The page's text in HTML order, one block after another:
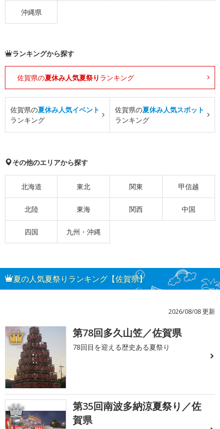
沖縄県
ランキングから探す
佐賀県の夏休み人気夏祭り ランキング
佐賀県の夏休み人気イベント
ランキング
佐賀県の夏休み人気スポット
ランキング
その他のエリアから探す
北海道 東北 関東 甲信越
北陸 東海 関西 中国
四国 九州・沖縄
夏の人気夏祭りランキング【佐賀県】
2026/08/08 更新
1 第78回多久山笠／佐賀県
78回目を迎える歴史ある夏祭り
2
第35回南波多納涼夏祭り／佐
賀県